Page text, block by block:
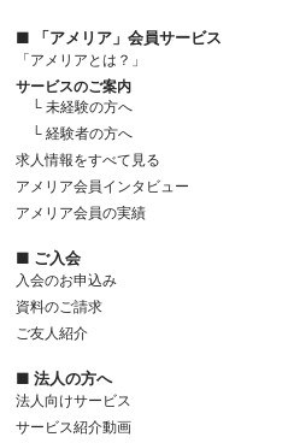
■ 「アメリア」会員サービス
「アメリアとは？」
サービスのご案内
└ 未経験の方へ
└ 経験者の方へ
求人情報をすべて見る
アメリア会員インタビュー
アメリア会員の実績
■ ご入会
入会のお申込み
資料のご請求
ご友人紹介
■ 法人の方へ
法人向けサービス
サービス紹介動画